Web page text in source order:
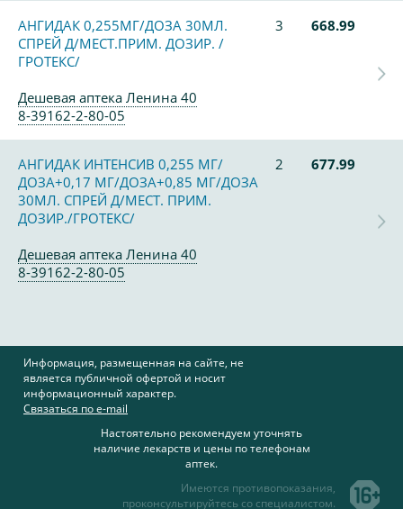
АНГИДАК 0,255МГ/ДОЗА 30МЛ.
СПРЕЙ Д/МЕСТ.ПРИМ. ДОЗИР. /
ГРОТЕКС/
3 668.99
Дешевая аптека Ленина 40
8-39162-2-80-05
АНГИДАК ИНТЕНСИВ 0,255 МГ/
ДОЗА+0,17 МГ/ДОЗА+0,85 МГ/ДОЗА
30МЛ. СПРЕЙ Д/МЕСТ. ПРИМ.
ДОЗИР./ГРОТЕКС/
2 677.99
Дешевая аптека Ленина 40
8-39162-2-80-05
Информация, размещенная на сайте, не
является публичной офертой и носит
информационный характер.
Связаться по e-mail
Настоятельно рекомендуем уточнять
наличие лекарств и цены по телефонам
аптек.
Имеются противопоказания,
проконсультируйтесь со специалистом.